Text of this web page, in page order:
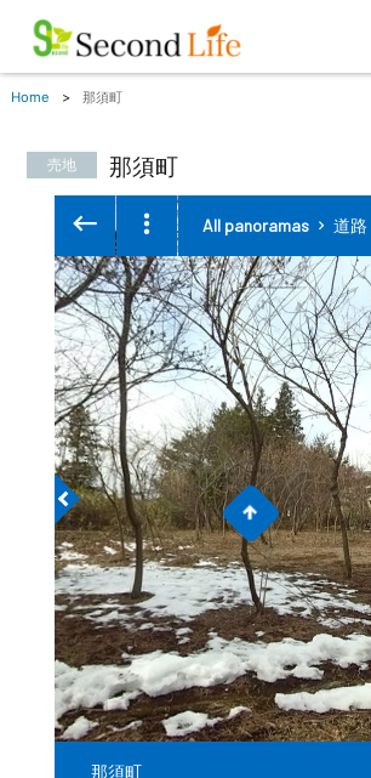
Home 那須町
売地 那須町